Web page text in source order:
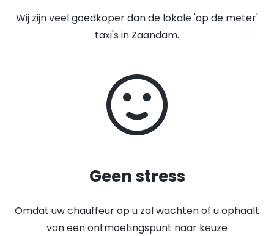
Wij zijn veel goedkoper dan de lokale 'op de meter'
taxi's in Zaandam.
Geen stress
Omdat uw chauffeur op u zal wachten of u ophaalt
van een ontmoetingspunt naar keuze